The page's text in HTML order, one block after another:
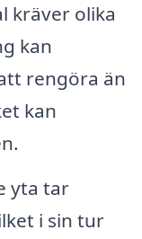
kräver olika
kan
rengöra än
kan
yta tar
i sin tur